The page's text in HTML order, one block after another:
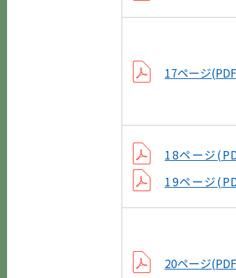
17ページ
18ページ
19ページ
20ページ